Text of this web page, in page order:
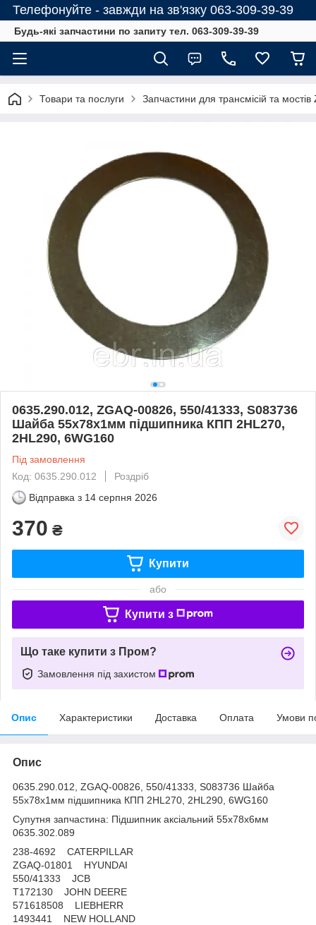
Телефонуйте - завжди на зв'язку 063-309-39-39
Будь-які запчастини по запиту тел. 063-309-39-39
Товари та послуги Запчастини для трансмісій та мостів
0635.290.012, ZGAQ-00826, 550/41333, S083736
Шайба 55х78х1мм підшипника КПП 2HL270,
2HL290, 6WG160
Під замовлення
Код: 0635.290.012
Роздріб
Відправка з 14 серпня 2026
370 ₴
Купити
або
Купити з
Що таке купити з Пром?
Замовлення під захистом
Опис Характеристики Доставка Оплата Умови
Опис
0635.290.012, ZGAQ-00826, 550/41333, S083736 Шайба
55х78х1мм підшипника КПП 2HL270, 2HL290, 6WG160
Супутня запчастина: Підшипник аксіальний 55х78х6мм
0635.302.089
238-4692 CATERPILLAR
ZGAQ-01801 HYUNDAI
550/41333 JCB
T172130 JOHN DEERE
571618508 LIEBHERR
1493441 NEW HOLLAND